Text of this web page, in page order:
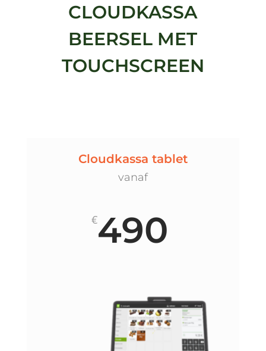
CLOUDKASSA
BEERSEL MET
TOUCHSCREEN
Cloudkassa tablet
vanaf
€490